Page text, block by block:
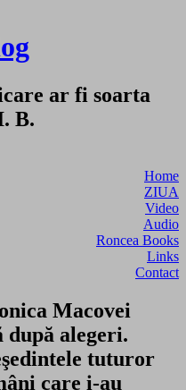
ar fi soarta
B.
Home
ZIUA
Video
Audio
Roncea Books
Links
Contact
Macovei
după alegeri.
tuturor
care i-au